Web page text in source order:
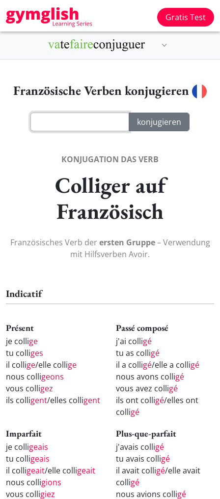
Gratis Test
Französische Verben konjugieren
KONJUGATION DAS VERB
Colliger auf
Französisch
Französisches Verb derersten Gruppe– Verwendung
mit Hilfsverben Avoir.
Indicatif
Présent
je collige
tu colliges
il collige/elle collige
nous colligeons
vous colligez
ils colligent/elles colligent
Passé composé
j'ai colligé
tu as colligé
il a colligé/elle a colligé
nous avons colligé
vous avez colligé
ils ont colligé/elles ont
colligé
Imparfait
je colligeais
tu colligeais
il colligeait/elle colligeait
nous colligions
vous colligiez
Plus-que-parfait
j'avais colligé
tu avais colligé
il avait colligé/elle avait
colligé
nous avions colligé